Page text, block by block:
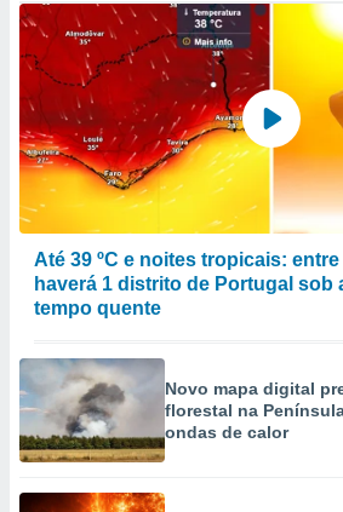
Até 39 ºC e noites tropicais:
haverá 1 distrito de Portugal sob
tempo quente
Novo mapa digital
florestal na
ondas de calor